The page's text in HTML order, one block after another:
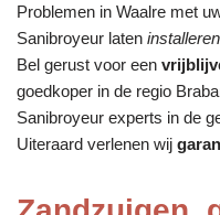
Problemen in Waalre met
Sanibroyeur laten installeren
Bel gerust voor een
goedkoper in de regio
Sanibroyeur experts in de
Uiteraard verlenen wij